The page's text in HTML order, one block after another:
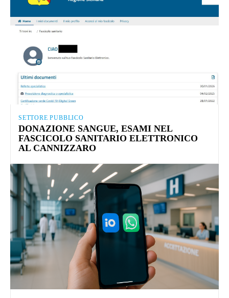
SETTORE PUBBLICO
DONAZIONE SANGUE, ESAMI NEL
FASCICOLO SANITARIO ELETTRONICO
AL CANNIZZARO